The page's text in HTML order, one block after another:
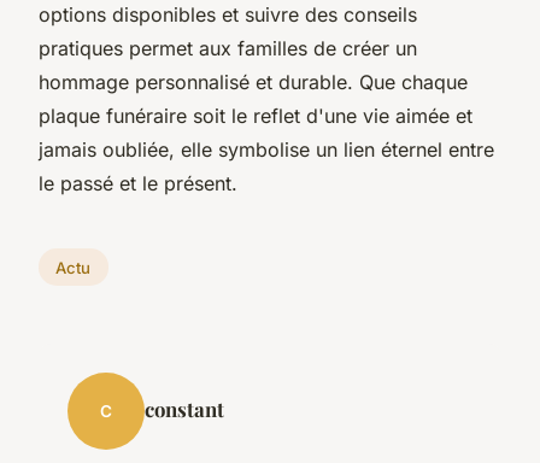
options disponibles et suivre des conseils
pratiques permet aux familles de créer un
hommage personnalisé et durable. Que chaque
plaque funéraire soit le reflet d'une vie aimée et
jamais oubliée, elle symbolise un lien éternel entre
le passé et le présent.
Actu
C constant